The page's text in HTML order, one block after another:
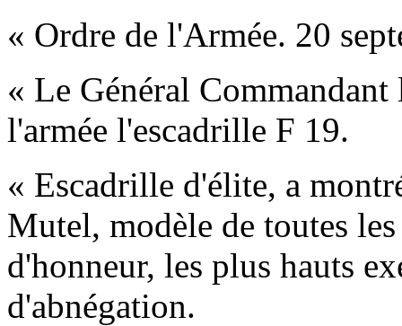
« Ordre de l'Armée. 20
« Le Général
l'armée l'escadrille F 19.
« Escadrille d'élite, a
Mutel, modèle de toutes
d'honneur, les plus hauts
d'abnégation.